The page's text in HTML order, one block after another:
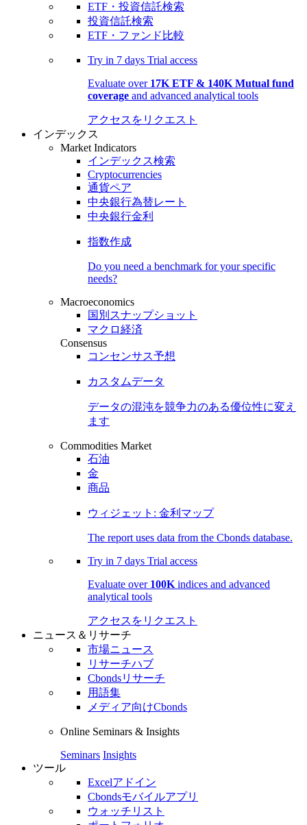
ETF・投資信託検索
投資信託検索
ETF・ファンド比較
Try in 7 days Trial access
Evaluate over 17K ETF & 140K Mutual fund
coverage and advanced analytical tools
アクセスをリクエスト
インデックス
Market Indicators
インデックス検索
Cryptocurrencies
通貨ペア
中央銀行為替レート
中央銀行金利
指数作成
Do you need a benchmark for your specific
needs?
Macroeconomics
国別スナップショット
マクロ経済
Consensus
コンセンサス予想
カスタムデータ
データの混沌を競争力のある優位性に変え
ます
Commodities Market
石油
金
商品
ウィジェット: 金利マップ
The report uses data from the Cbonds database.
Try in 7 days Trial access
Evaluate over 100K indices and advanced
analytical tools
アクセスをリクエスト
ニュース＆リサーチ
市場ニュース
リサーチハブ
Cbondsリサーチ
用語集
メディア向けCbonds
Online Seminars & Insights
Seminars Insights
ツール
Excelアドイン
Cbondsモバイルアプリ
ウォッチリスト